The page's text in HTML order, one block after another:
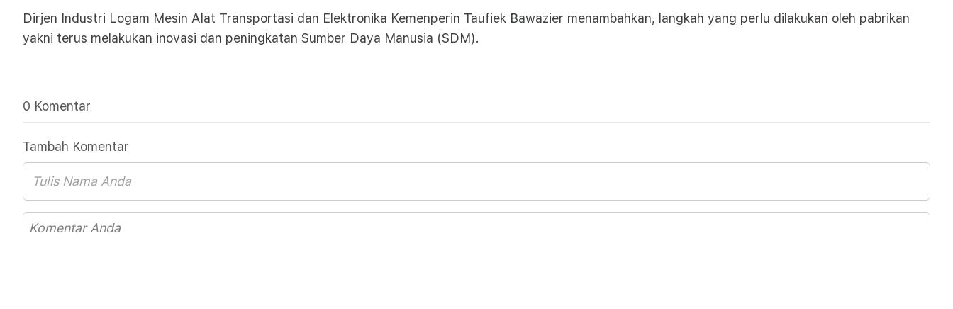
Dirjen Industri Logam Mesin Alat Transportasi dan Elektronika Kemenperin Taufiek Bawazier menambahkan, langkah yang perlu dilakukan oleh pabrikan
yakni terus melakukan inovasi dan peningkatan Sumber Daya Manusia (SDM).
0 Komentar
Tambah Komentar